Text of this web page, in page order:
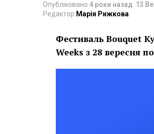
Опубліковано 4 роки назад 13
Редактор Марія Рижкова
Фестиваль Bouquet
Weeks з 28 вересня